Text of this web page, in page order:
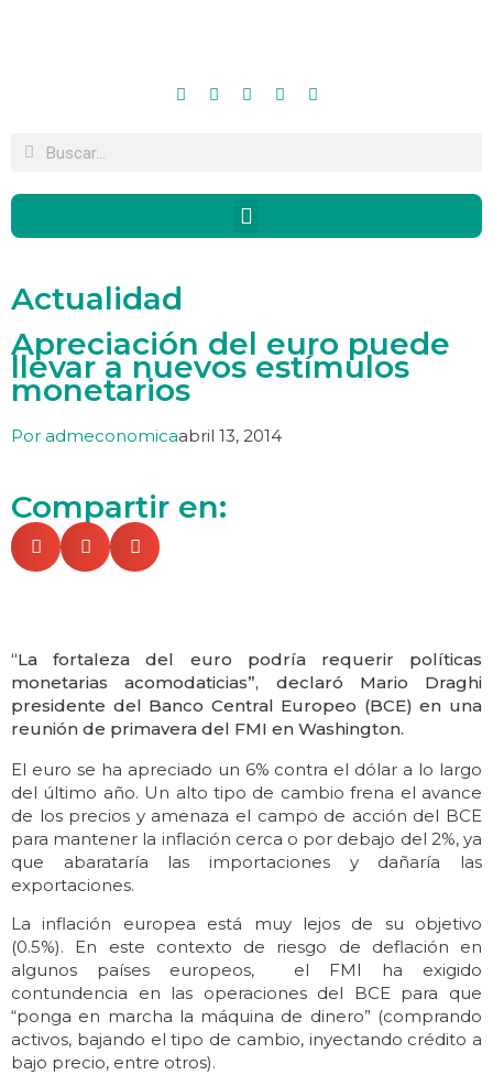
Actualidad
Apreciación del euro puede
llevar a nuevos estímulos
monetarios
Por admeconomicaabril 13, 2014
Compartir en:
“La fortaleza del euro podría requerir políticas
monetarias acomodaticias”, declaró Mario Draghi
presidente del Banco Central Europeo (BCE) en una
reunión de primavera del FMI en Washington.
El euro se ha apreciado un 6% contra el dólar a lo largo
del último año. Un alto tipo de cambio frena el avance
de los precios y amenaza el campo de acción del BCE
para mantener la inflación cerca o por debajo del 2%, ya
que abarataría las importaciones y dañaría las
exportaciones.
La inflación europea está muy lejos de su objetivo
(0.5%). En este contexto de riesgo de deflación en
algunos países europeos, el FMI ha exigido
contundencia en las operaciones del BCE para que
“ponga en marcha la máquina de dinero” (comprando
activos, bajando el tipo de cambio, inyectando crédito a
bajo precio, entre otros).